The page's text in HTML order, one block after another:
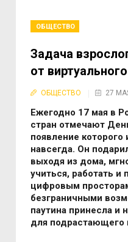
ОБЩЕСТВО
Задача
от
ОБЩЕСТВО 27
Ежегодно 17 мая в
стран отмечают
появление
навсегда. Он
выходя из дома,
учиться, работать и
цифровым
безграничными
паутина принесла и
для подрастающего